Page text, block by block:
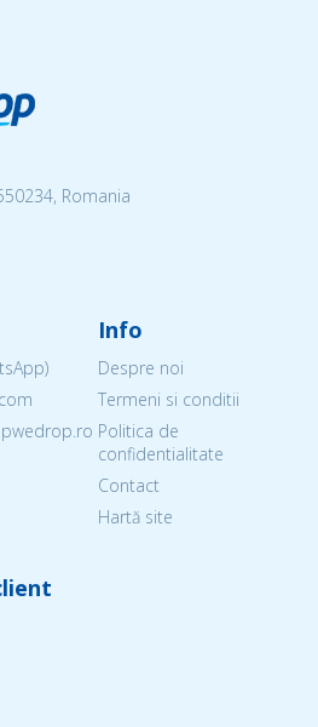
Romania
Info
Despre noi
Termeni si conditii
Politica de
confidentialitate
Contact
Hartă site